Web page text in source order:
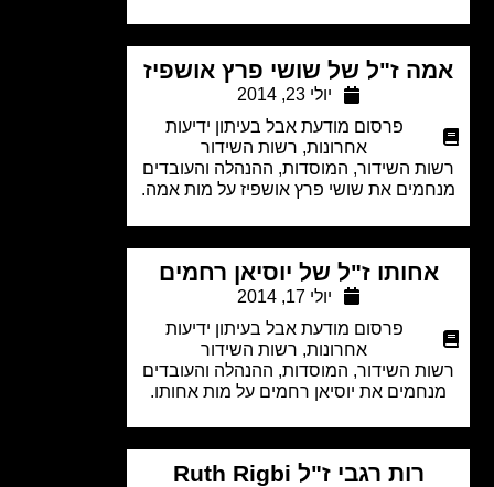
ז"ל של שושי פרץ אושפיז
פרסום מודעת אבל בעיתון ידיעות
אחרונות,רשות השידור
השידור, המוסדות, ההנהלה והעובדים
את שושי פרץ אושפיז על מות אמה.
ז"ל של יוסיאן רחמים
פרסום מודעת אבל בעיתון ידיעות
אחרונות,רשות השידור
השידור, המוסדות, ההנהלה והעובדים
את יוסיאן רחמים על מות אחותו.
רות רגבי ז"ל Ruth Rigbi